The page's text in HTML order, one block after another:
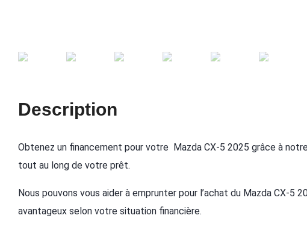
Description
Obtenez un financement pour votre Mazda CX-5 2025 grâce à
tout au long de votre prêt.
Nous pouvons vous aider à emprunter pour l’achat du Mazda CX-5
avantageux selon votre situation financière.